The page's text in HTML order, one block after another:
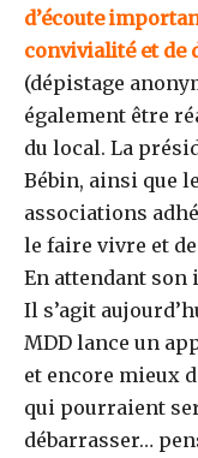
d’écoute
convivialité et de
(dépistage
également être
du local. La
Bébin, ainsi que
associations
le faire vivre et
En attendant son
Il s’agit
MDD lance un
et encore mieux
qui pourraient
débarrasser…